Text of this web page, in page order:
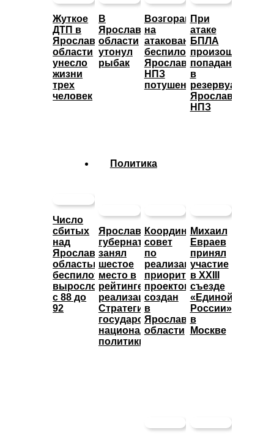
Жуткое
ДТП в
Ярославской
области
унесло
жизни
трех
человек
В
Ярославской
области
утонул
рыбак
Возгорание
на
атакованном
беспилотниками
Ярославском
НПЗ
потушено
При
атаке
БПЛА
произошло
попадание
в
резервуары
Ярославского
НПЗ
Число
сбитых
над
Ярославской
областью
беспилотников
выросло
с 88 до
92
Политика
Ярославский
губернатор
занял
шестое
место в
рейтинге
реализации
Стратегии
государственной
национальной
политики
Координационный
совет
по
реализации
приоритетных
проектов
создан
в
Ярославской
области
Михаил
Евраев
принял
участие
в XXIII
съезде
«Единой
России»
в
Москве